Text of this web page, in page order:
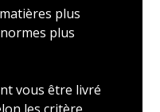
plus
plus
vous être livré